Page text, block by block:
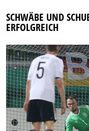
SCHWÄBE UND
ERFOLGREICH